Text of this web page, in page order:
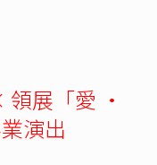
領展「愛 •
演出